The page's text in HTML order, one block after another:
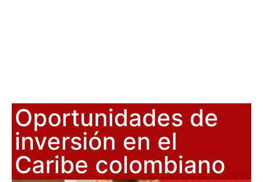
Oportunidades de
inversión en el
Caribe colombiano